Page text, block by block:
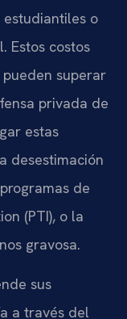
o
Estos costos
superar
privada de
estas
desestimación
de
(PTI), o la
gravosa.
sus
a través del